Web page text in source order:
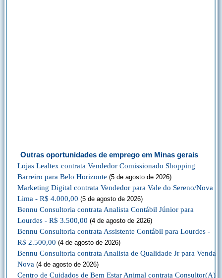
Outras oportunidades de emprego em Minas gerais
Lojas Lealtex contrata Vendedor Comissionado Shopping
Barreiro para Belo Horizonte (5 de agosto de 2026)
Marketing Digital contrata Vendedor para Vale do Sereno/Nova
Lima - R$ 4.000,00 (5 de agosto de 2026)
Bennu Consultoria contrata Analista Contábil Júnior para
Lourdes - R$ 3.500,00 (4 de agosto de 2026)
Bennu Consultoria contrata Assistente Contábil para Lourdes -
R$ 2.500,00 (4 de agosto de 2026)
Bennu Consultoria contrata Analista de Qualidade Jr para Venda
Nova (4 de agosto de 2026)
Centro de Cuidados de Bem Estar Animal contrata Consultor(A)